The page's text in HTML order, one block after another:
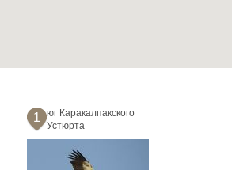
1
юг Каракалпакского
Устюрта